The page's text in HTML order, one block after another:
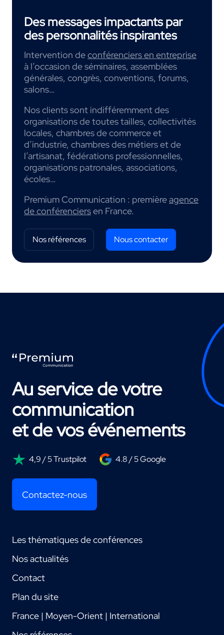
Des messages impactants par
des personnalités inspirantes
Intervention deconférenciers en entreprise
à l’occasion de séminaires, assemblées
générales, congrès, conventions, forums,
salons…
Nos clients sont indifféremment des
organisations de toutes tailles, collectivités
locales, chambres de commerce et
d’industrie, chambres des métiers et de
l’artisanat, fédérations professionnelles,
organisations patronales, associations,
écoles…
Premium Communication : premièreagence
de conférenciersen France.
Nos références Nous contacter
Au service de votre
communication
et de vos événements
4,9 / 5 Trustpilot 4.8 / 5 Google
Contactez-nous
Les thématiques de conférences
Nos actualités
Contact
Plan du site
France | Moyen-Orient | International